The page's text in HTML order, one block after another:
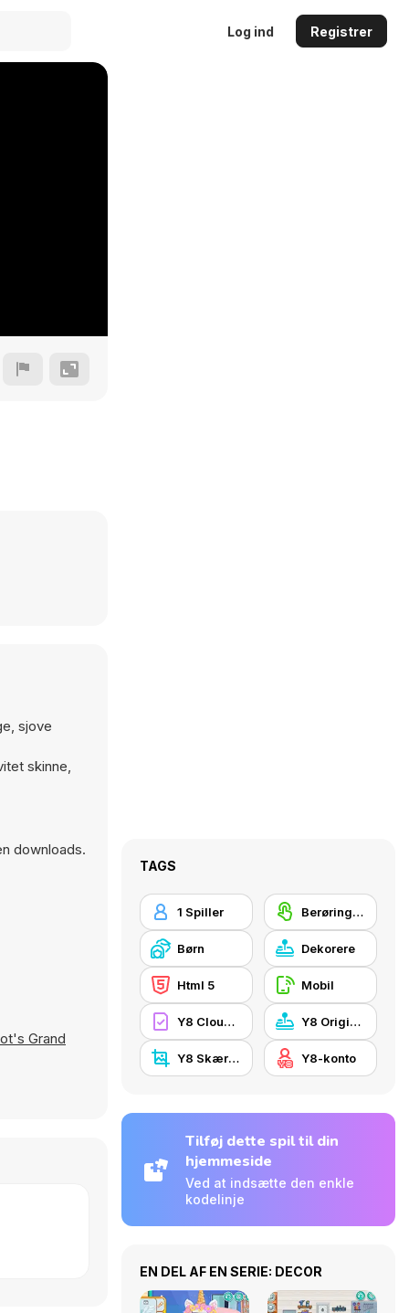
Log ind Registrer
sjove
skinne,
downloads.
Grand
TAGS
1 Spiller Berøringsskærm
Børn Dekorere
Html 5 Mobil
Y8 Cloud Save Y8 Originals
Y8 Skærmbillede Y8-konto
Tilføj dette spil til din
hjemmeside
Ved at indsætte den enkle
kodelinje
EN DEL AF EN SERIE: DECOR